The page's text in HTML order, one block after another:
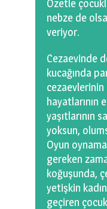
Özetle
nebze de
veriyor.
Cezaevinde
kucağında
cezaevlerinin
hayatlarının
yaşıtlarının
yoksun,
Oyun
gereken
koğuşunda,
yetişkin
geçiren